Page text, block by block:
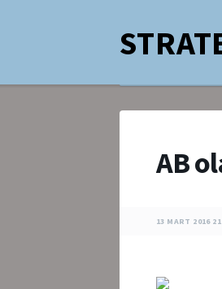
AB
13 MART 2016